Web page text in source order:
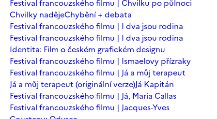
Festival francouzského filmu | Chvilku po půlnoci
Chvilky nadějeChybění + debata
Festival francouzského filmu | I dva jsou rodina
Festival francouzského filmu | I dva jsou rodina
Identita: Film o českém grafickém designu
Festival francouzského filmu | Ismaelovy přízraky
Festival francouzského filmu | Já a můj terapeut
Já a můj terapeut (originální verze)Já Kapitán
Festival francouzského filmu | Já, Maria Callas
Festival francouzského filmu | Jacques-Yves